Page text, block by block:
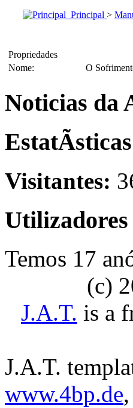
Principal >
Propriedades
Nome:
O
Noticias da
Visitantes:
Temos 17
(c)
J.A.T. is a
J.A.T.
www.4bp.de,